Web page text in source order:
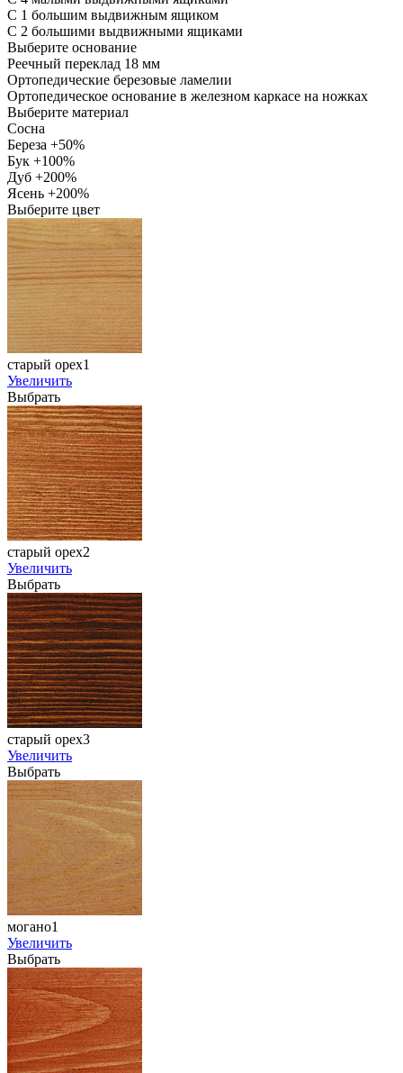
С 1 большим выдвижным ящиком
С 2 большими выдвижными ящиками
Выберите основание
Реечный переклад 18 мм
Ортопедические березовые ламелии
Ортопедическое основание в железном каркасе на ножках
Выберите материал
Сосна
Береза +50%
Бук +100%
Дуб +200%
Ясень +200%
Выберите цвет
старый орех1
Увеличить
Выбрать
старый орех2
Увеличить
Выбрать
старый орех3
Увеличить
Выбрать
могано1
Увеличить
Выбрать